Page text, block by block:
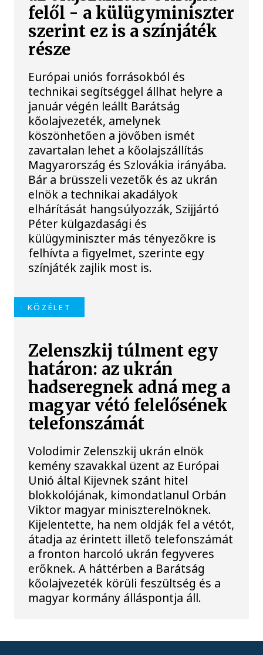
felől - a külügyminiszter
szerint ez is a színjáték
része
Európai uniós forrásokból és
technikai segítséggel állhat helyre a
január végén leállt Barátság
kőolajvezeték, amelynek
köszönhetően a jövőben ismét
zavartalan lehet a kőolajszállítás
Magyarország és Szlovákia irányába.
Bár a brüsszeli vezetők és az ukrán
elnök a technikai akadályok
elhárítását hangsúlyozzák, Szijjártó
Péter külgazdasági és
külügyminiszter más tényezőkre is
felhívta a figyelmet, szerinte egy
színjáték zajlik most is.
KÖZÉLET
Zelenszkij túlment egy
határon: az ukrán
hadseregnek adná meg a
magyar vétó felelősének
telefonszámát
Volodimir Zelenszkij ukrán elnök
kemény szavakkal üzent az Európai
Unió által Kijevnek szánt hitel
blokkolójának, kimondatlanul Orbán
Viktor magyar miniszterelnöknek.
Kijelentette, ha nem oldják fel a vétót,
átadja az érintett illető telefonszámát
a fronton harcoló ukrán fegyveres
erőknek. A háttérben a Barátság
kőolajvezeték körüli feszültség és a
magyar kormány álláspontja áll.